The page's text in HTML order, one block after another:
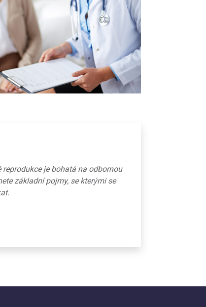
je bohatá na odbornou
základní pojmy, se kterými se